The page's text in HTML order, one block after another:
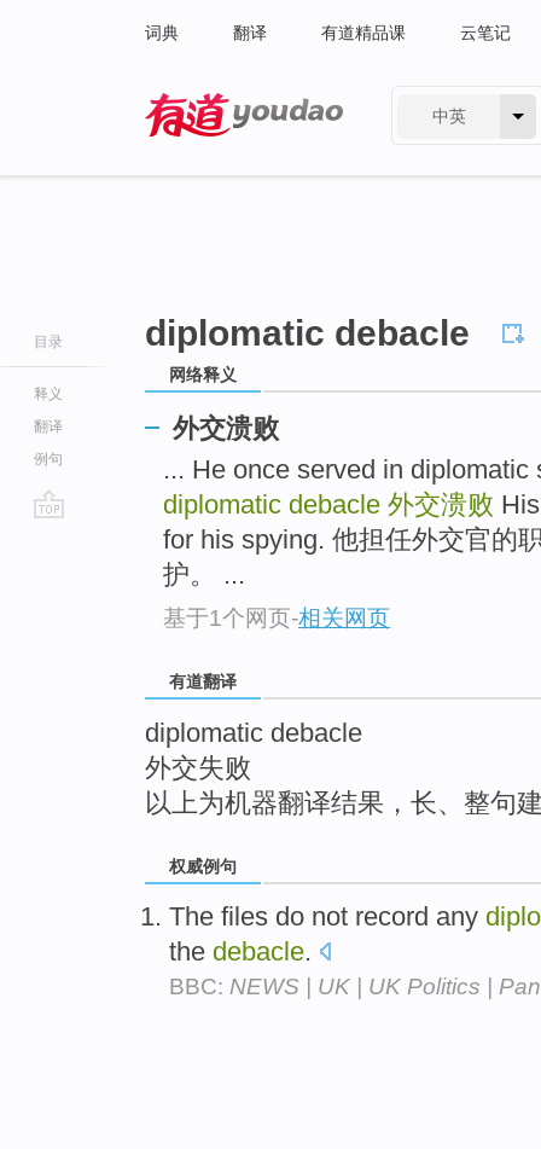
词典 翻译 有道精品课 云笔记
中英
目录
释义
翻译
例句
diplomatic debacle
网络释义
外交溃败
... He once served in
diplomatic debacle 外交溃败
for his spying. 他担任外交官的
护。 ...
基于1个网页-相关网页
有道翻译
diplomatic debacle
外交失败
以上为机器翻译结果，长、整句
权威例句
The files do not record any
the debacle.
BBC: NEWS | UK | UK Politics |